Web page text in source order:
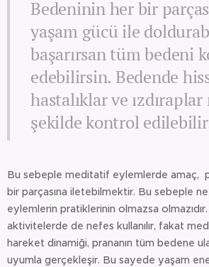
Bedeninin her bir
yaşam gücü ile
başarırsan tüm bedeni
edebilirsin. Bedende
hastalıklar ve
şekilde kontrol
Bu sebeple meditatif eylemlerde amaç,
bir parçasına iletebilmektir. Bu sebeple
eylemlerin pratiklerinin olmazsa
aktivitelerde de nefes kullanılır, fakat
hareket dinamiği, prananın tüm bedene
uyumla gerçekleşir. Bu sayede yaşam